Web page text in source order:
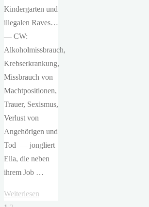
Kindergarten und
illegalen Raves…
— CW:
Alkoholmissbrauch,
Krebserkrankung,
Missbrauch von
Machtpositionen,
Trauer, Sexismus,
Verlust von
Angehörigen und
Tod — jongliert
Ella, die neben
ihrem Job …
Weiterlesen